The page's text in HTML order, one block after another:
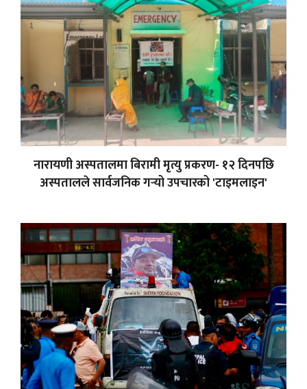
नारायणी अस्पतालमा बिरामी मृत्यु प्रकरण- १२ दिनपछि
अस्पतालले सार्वजनिक गर्‍यो उपचारको 'टाइमलाइन'